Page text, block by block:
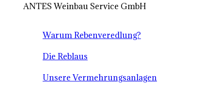
ANTES Weinbau Service GmbH
Warum Rebenveredlung?
Die Reblaus
Unsere Vermehrungsanlagen